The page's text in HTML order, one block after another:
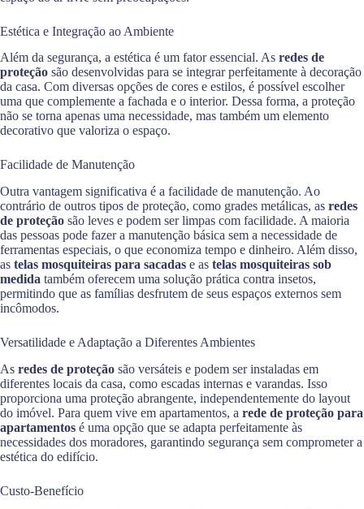
Estética e Integração ao Ambiente
Além da segurança, a estética é um fator essencial. As redes de
proteção são desenvolvidas para se integrar perfeitamente à decoração
da casa. Com diversas opções de cores e estilos, é possível escolher
uma que complemente a fachada e o interior. Dessa forma, a proteção
não se torna apenas uma necessidade, mas também um elemento
decorativo que valoriza o espaço.
Facilidade de Manutenção
Outra vantagem significativa é a facilidade de manutenção. Ao
contrário de outros tipos de proteção, como grades metálicas, as redes
de proteção são leves e podem ser limpas com facilidade. A maioria
das pessoas pode fazer a manutenção básica sem a necessidade de
ferramentas especiais, o que economiza tempo e dinheiro. Além disso,
as telas mosquiteiras para sacadas e as telas mosquiteiras sob
medida também oferecem uma solução prática contra insetos,
permitindo que as famílias desfrutem de seus espaços externos sem
incômodos.
Versatilidade e Adaptação a Diferentes Ambientes
As redes de proteção são versáteis e podem ser instaladas em
diferentes locais da casa, como escadas internas e varandas. Isso
proporciona uma proteção abrangente, independentemente do layout
do imóvel. Para quem vive em apartamentos, a rede de proteção para
apartamentos é uma opção que se adapta perfeitamente às
necessidades dos moradores, garantindo segurança sem comprometer a
estética do edifício.
Custo-Benefício